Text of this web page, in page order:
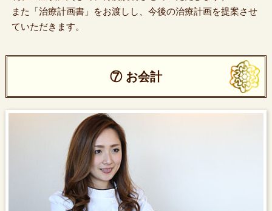
また「治療計画書」をお渡しし、今後の治療計画を提案させ
ていただきます。
⑦ お会計